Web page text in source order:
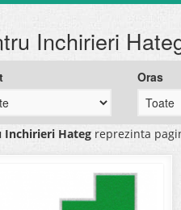
Inchirieri
Oras
Inchirieri Hategreprezinta